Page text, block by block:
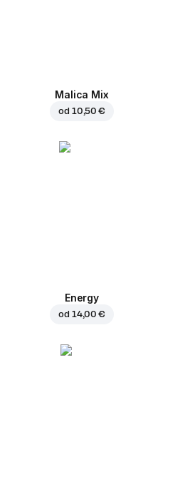
Malica Mix
od 10,50 €
Energy
od 14,00 €